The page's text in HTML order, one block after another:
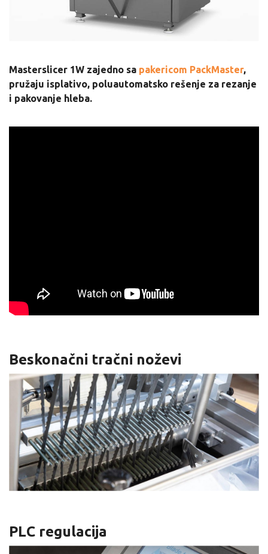
Masterslicer 1W zajedno sa pakericom PackMaster,
pružaju isplativo, poluautomatsko rešenje za rezanje
i pakovanje hleba.
Beskonačni tračni noževi
PLC regulacija